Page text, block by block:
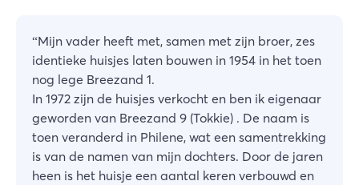
“Mijn vader heeft met, samen met zijn broer, zes
identieke huisjes laten bouwen in 1954 in het toen
nog lege Breezand 1.
In 1972 zijn de huisjes verkocht en ben ik eigenaar
geworden van Breezand 9 (Tokkie) . De naam is
toen veranderd in Philene, wat een samentrekking
is van de namen van mijn dochters. Door de jaren
heen is het huisje een aantal keren verbouwd en